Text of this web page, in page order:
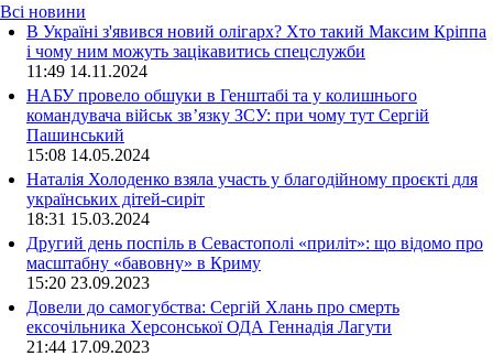
Всі новини
В Україні з'явився новий олігарх? Хто такий Максим Кріппа
і чому ним можуть зацікавитись спецслужби
11:49 14.11.2024
НАБУ провело обшуки в Генштабі та у колишнього
командувача військ зв’язку ЗСУ: при чому тут Сергій
Пашинський
15:08 14.05.2024
Наталія Холоденко взяла участь у благодійному проєкті для
українських дітей-сиріт
18:31 15.03.2024
Другий день поспіль в Севастополі «приліт»: що відомо про
масштабну «бавовну» в Криму
15:20 23.09.2023
Довели до самогубства: Сергій Хлань про смерть
ексочільника Херсонської ОДА Геннадія Лагути
21:44 17.09.2023